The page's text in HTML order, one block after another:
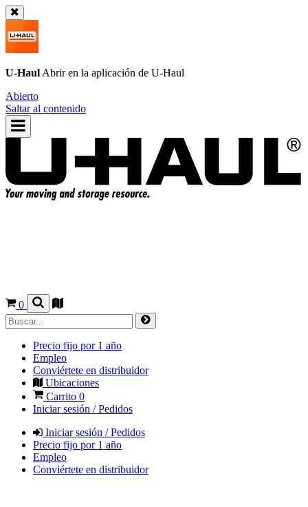
U-Haul Abrir en la aplicación de U-Haul
Abierto
Saltar al contenido
0
Precio fijo por 1 año
Empleo
Conviértete en distribuidor
Ubicaciones
Carrito 0
Iniciar sesión / Pedidos
Iniciar sesión / Pedidos
Precio fijo por 1 año
Empleo
Conviértete en distribuidor